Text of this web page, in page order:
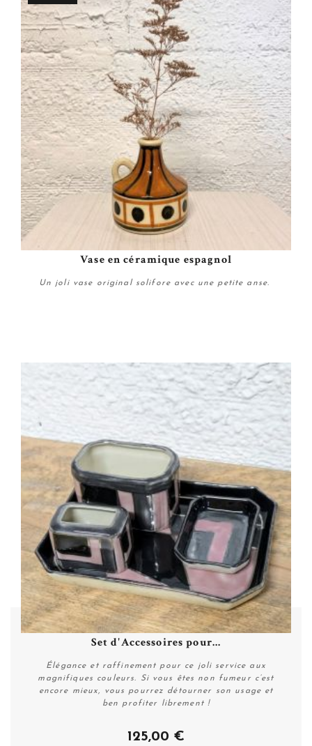
Plus de détails
Vase en céramique espagnol
Un joli vase original solifore avec une petite anse.
Set d'Accessoires pour...
Élégance et raffinement pour ce joli service aux
magnifiques couleurs. Si vous êtes non fumeur c’est
encore mieux, vous pourrez détourner son usage et
ben profiter librement !
125,00 €